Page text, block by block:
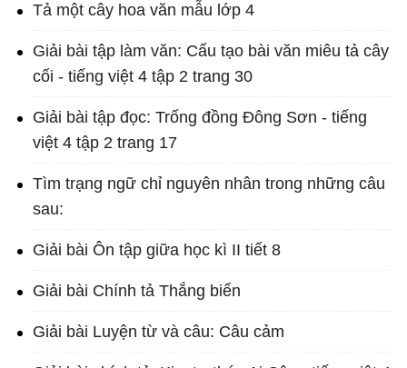
Tả một cây hoa văn mẫu lớp 4
Giải bài tập làm văn: Cấu tạo bài văn miêu tả cây
cối - tiếng việt 4 tập 2 trang 30
Giải bài tập đọc: Trống đồng Đông Sơn - tiếng
việt 4 tập 2 trang 17
Tìm trạng ngữ chỉ nguyên nhân trong những câu
sau:
Giải bài Ôn tập giữa học kì II tiết 8
Giải bài Chính tả Thắng biển
Giải bài Luyện từ và câu: Câu cảm